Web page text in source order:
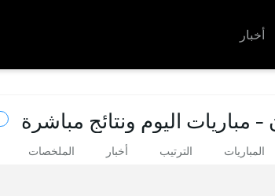
أخبار
- مباريات اليوم ونتائج مباشرة
المباريات الترتيب أخبار الملخصات